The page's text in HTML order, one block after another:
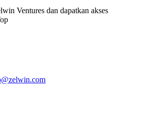
Ventures dan dapatkan akses